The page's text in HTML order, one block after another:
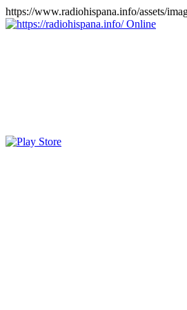
https://www.radiohispana.info/assets/
Online